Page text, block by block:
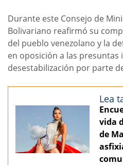
Durante este Consejo de
Bolivariano reafirmó su
del pueblo venezolano y la
en oposición a las presuntas
desestabilización por parte
Lea
vida
de